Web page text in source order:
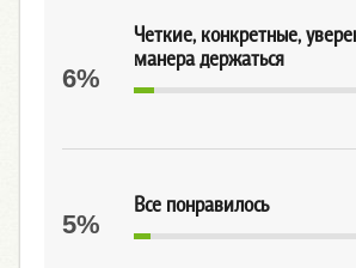
Четкие, конкретные,
манера держаться
6%
Все понравилось
5%